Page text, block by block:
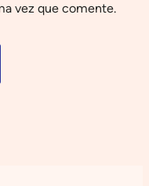
vez que comente.